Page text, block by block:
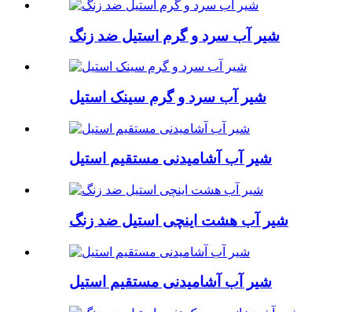
شیر آب سرد و گرم استیل ضد زنگ
شیر آب سرد و گرم سینک استیل
شیر آب آشامیدنی مستقیم استیل
شیر آب هشت اینچی استیل ضد زنگ
شیر آب آشامیدنی مستقیم استیل